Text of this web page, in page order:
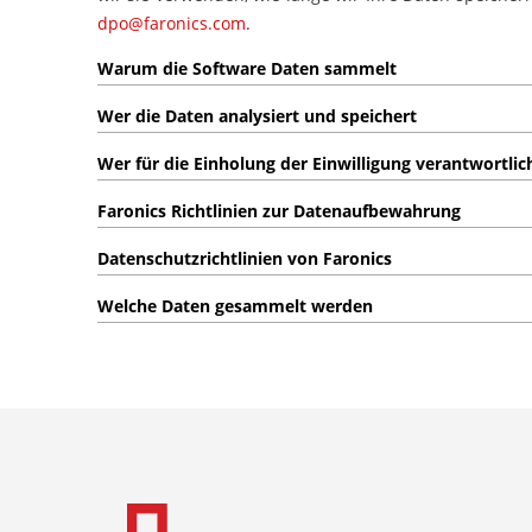
dpo@faronics.com.
Warum die Software Daten sammelt
Wer die Daten analysiert und speichert
Wer für die Einholung der Einwilligung
Faronics Richtlinien zur Datenaufbewahrung
Datenschutzrichtlinien von Faronics
Welche Daten gesammelt werden